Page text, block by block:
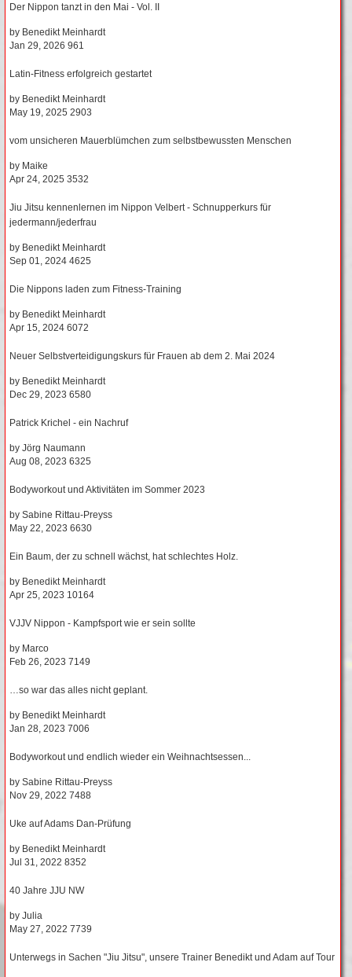
Der Nippon tanzt in den Mai - Vol. II
by Benedikt Meinhardt
Jan 29, 2026 961
Latin-Fitness erfolgreich gestartet
by Benedikt Meinhardt
May 19, 2025 2903
vom unsicheren Mauerblümchen zum selbstbewussten Menschen
by Maike
Apr 24, 2025 3532
Jiu Jitsu kennenlernen im Nippon Velbert - Schnupperkurs für
jedermann/jederfrau
by Benedikt Meinhardt
Sep 01, 2024 4625
Die Nippons laden zum Fitness-Training
by Benedikt Meinhardt
Apr 15, 2024 6072
Neuer Selbstverteidigungskurs für Frauen ab dem 2. Mai 2024
by Benedikt Meinhardt
Dec 29, 2023 6580
Patrick Krichel - ein Nachruf
by Jörg Naumann
Aug 08, 2023 6325
Bodyworkout und Aktivitäten im Sommer 2023
by Sabine Rittau-Preyss
May 22, 2023 6630
Ein Baum, der zu schnell wächst, hat schlechtes Holz.
by Benedikt Meinhardt
Apr 25, 2023 10164
VJJV Nippon - Kampfsport wie er sein sollte
by Marco
Feb 26, 2023 7149
…so war das alles nicht geplant.
by Benedikt Meinhardt
Jan 28, 2023 7006
Bodyworkout und endlich wieder ein Weihnachtsessen...
by Sabine Rittau-Preyss
Nov 29, 2022 7488
Uke auf Adams Dan-Prüfung
by Benedikt Meinhardt
Jul 31, 2022 8352
40 Jahre JJU NW
by Julia
May 27, 2022 7739
Unterwegs in Sachen "Jiu Jitsu", unsere Trainer Benedikt und Adam auf Tour